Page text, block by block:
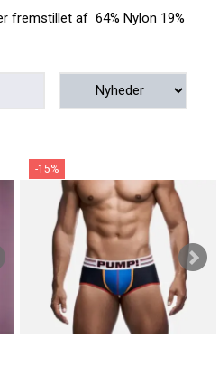
fremstillet af 64% Nylon 19%
-15%